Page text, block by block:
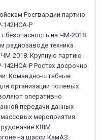
Росгвардии партию
142НСА-Р
безопасность на ЧМ-2018
радиозаводе техника
ЧМ-2018. Крупную партию
Р Ростех досрочно
Командно-штабные
организации полевых
оперативно
передачи данных
мероприятия
КШМ
на шасси КамАЗ.